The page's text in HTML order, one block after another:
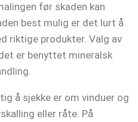
før skaden kan
best mulig er det lurt å
riktige produkter. Valg av
er benyttet mineralsk
å sjekke er om vinduer og
eller råte. På